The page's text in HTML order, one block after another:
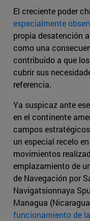
El creciente poder
especialmente
propia desatención
como una
contribuido a que
cubrir sus
referencia.
Ya suspicaz ante
en el continente
campos
un especial recelo
movimientos
emplazamiento de
de Navegación por
Navigatsionnaya
Managua
funcionamiento de